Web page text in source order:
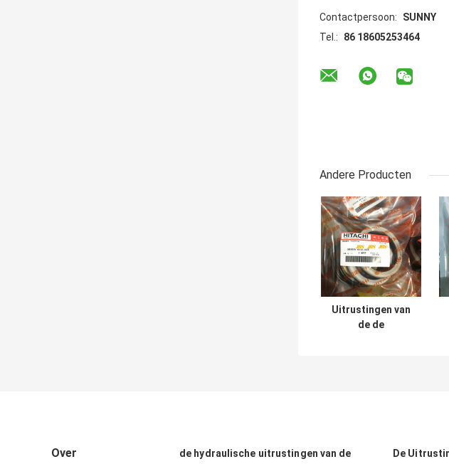
Contactpersoon:
SUNNY
Tel.:
86 18605253464
Andere Producten
Uitrustingen van
de de
Over
de hydraulische uitrustingen van de
De